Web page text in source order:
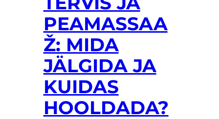
PEAMASSAA
Ž: MIDA
JÄLGIDA JA
KUIDAS
HOOLDADA?